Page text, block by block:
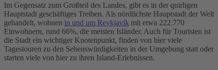
Im Gegensatz zum Großteil des Landes, gibt es in der quirligen
Hauptstadt geschäftiges Treiben. Als nördlichste Hauptstadt der Welt
gehandelt, wohnen in und um Reykjavík mit etwa 222.770
Einwohnern, rund 66%, die meisten Isländer. Auch für Touristen ist
die Stadt ein wichtiger Knotenpunkt, finden von hier viele
Tagestouren zu den Sehenswürdigkeiten in der Umgebung statt oder
starten viele von hier zu ihren Island-Erlebnissen.